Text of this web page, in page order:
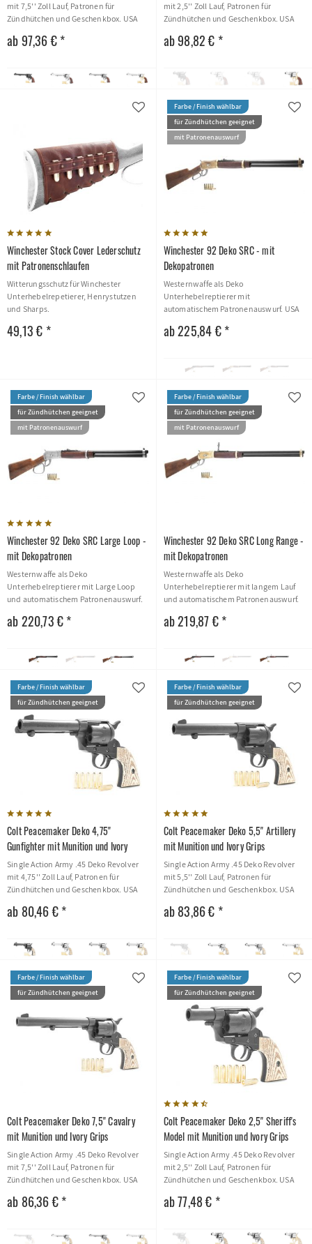
mit 7,5'' Zoll Lauf, Patronen für
Zündhütchen und Geschenkbox. USA
ab 97,36 € *
mit 2,5'' Zoll Lauf, Patronen für
Zündhütchen und Geschenkbox. USA
ab 98,82 € *
Winchester Stock Cover Lederschutz
mit Patronenschlaufen
Witterungsschutz für Winchester
Unterhebelrepetierer, Henrystutzen
und Sharps.
49,13 € *
Farbe / Finish wählbar
für Zündhütchen geeignet
mit Patronenauswurf
Winchester 92 Deko SRC - mit
Dekopatronen
Westernwaffe als Deko
Unterhebelreptierer mit
automatischem Patronenauswurf. USA
ab 225,84 € *
Farbe / Finish wählbar
für Zündhütchen geeignet
mit Patronenauswurf
Winchester 92 Deko SRC Large Loop -
mit Dekopatronen
Westernwaffe als Deko
Unterhebelreptierer mit Large Loop
und automatischem Patronenauswurf.
ab 220,73 € *
Farbe / Finish wählbar
für Zündhütchen geeignet
mit Patronenauswurf
Winchester 92 Deko SRC Long Range -
mit Dekopatronen
Westernwaffe als Deko
Unterhebelreptierer mit langem Lauf
und automatischem Patronenauswurf.
ab 219,87 € *
Farbe / Finish wählbar
für Zündhütchen geeignet
Colt Peacemaker Deko 4,75''
Gunfighter mit Munition und Ivory
Grips
Single Action Army .45 Deko Revolver
mit 4,75'' Zoll Lauf, Patronen für
Zündhütchen und Geschenkbox. USA
ab 80,46 € *
Farbe / Finish wählbar
für Zündhütchen geeignet
Colt Peacemaker Deko 5,5'' Artillery
mit Munition und Ivory Grips
Single Action Army .45 Deko Revolver
mit 5,5'' Zoll Lauf, Patronen für
Zündhütchen und Geschenkbox. USA
ab 83,86 € *
Farbe / Finish wählbar
für Zündhütchen geeignet
Colt Peacemaker Deko 7,5'' Cavalry
mit Munition und Ivory Grips
Single Action Army .45 Deko Revolver
mit 7,5'' Zoll Lauf, Patronen für
Zündhütchen und Geschenkbox. USA
ab 86,36 € *
Farbe / Finish wählbar
für Zündhütchen geeignet
Colt Peacemaker Deko 2,5'' Sheriff's
Model mit Munition und Ivory Grips
Single Action Army .45 Deko Revolver
mit 2,5'' Zoll Lauf, Patronen für
Zündhütchen und Geschenkbox. USA
ab 77,48 € *